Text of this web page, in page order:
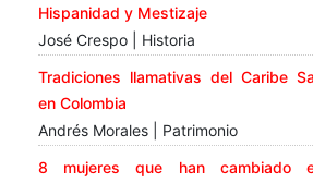
Hispanidad y Mestizaje
José Crespo | Historia
Tradiciones llamativas del Caribe
en Colombia
Andrés Morales | Patrimonio
8 mujeres que han cambiado